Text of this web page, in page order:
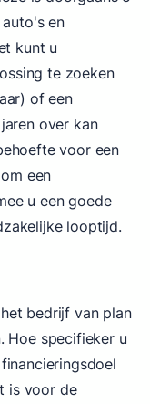
en
kunt u
te zoeken
of een
over kan
voor een
een
u een goede
looptijd.
bedrijf van plan
Hoe specifieker u
is voor de